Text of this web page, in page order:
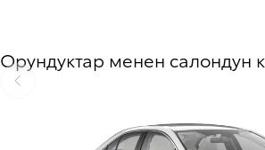
Орундуктар менен салондун
Мурунку бетке өтүү